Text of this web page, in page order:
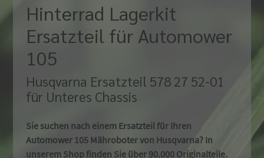
Hinterrad Lagerkit
Ersatzteil für Automower
105
Husqvarna Ersatzteil 578 27 52-01
für Unteres Chassis
Sie suchen nach einem Ersatzteil für Ihren
Automower 105 Mähroboter von Husqvarna? In
unserem Shop finden Sie über 90.000 Originalteile.